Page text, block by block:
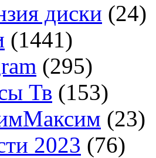
диски (24)
(1441)
(295)
Тв (153)
(23)
2023 (76)